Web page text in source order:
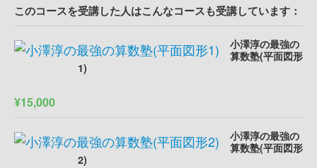
このコースを受講した人はこんなコースも受講しています：
小澤淳の最強の
算数塾(平面図形
1)
¥15,000
小澤淳の最強の
算数塾(平面図形
2)